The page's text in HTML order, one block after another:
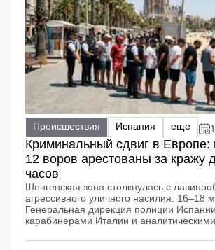
Происшествия Испания еще
Криминальный сдвиг в Европе:
12 воров арестованы за кражу
часов
Шенгенская зона столкнулась с
агрессивного уличного насилия. 16–18
Генеральная дирекция полиции
карабинерами Италии и